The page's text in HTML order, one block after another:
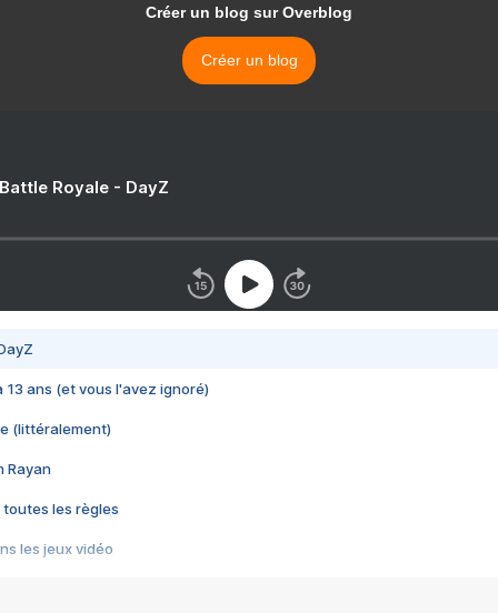
Créer un blog sur Overblog
Créer un blog
Royale - DayZ
13 ans (et vous l'avez ignoré)
(littéralement)
Rayan
toutes les règles
les jeux vidéo